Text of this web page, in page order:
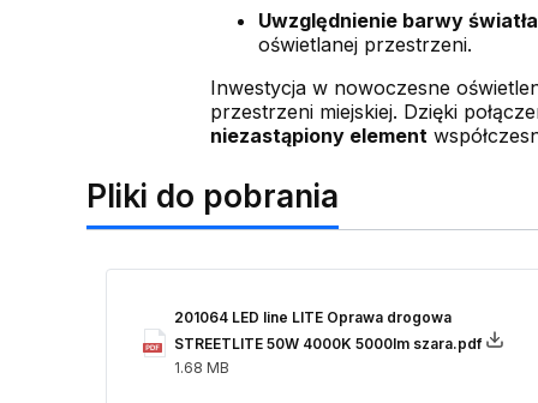
Uwzględnienie barwy światła
oświetlanej przestrzeni.
Inwestycja w nowoczesne
przestrzeni miejskiej. Dzięki
niezastąpiony element
Pliki do pobrania
201064 LED line LITE Oprawa drogowa
STREETLITE 50W 4000K 5000lm szara.pdf
1.68 MB